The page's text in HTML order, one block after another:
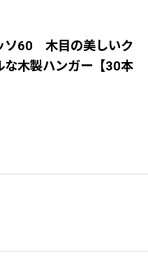
ソ60 木目の美しいク
木製ハンガー【30本